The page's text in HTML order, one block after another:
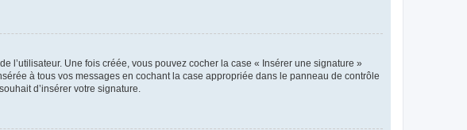
l’utilisateur. Une fois créée, vous pouvez cocher la case « Insérer une signature »
à tous vos messages en cochant la case appropriée dans le panneau de contrôle
d’insérer votre signature.